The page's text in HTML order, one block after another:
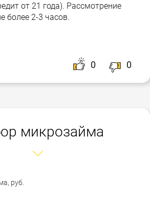
от 21 года). Рассмотрение
более 2-3 часов.
0 0
микрозайма
руб.